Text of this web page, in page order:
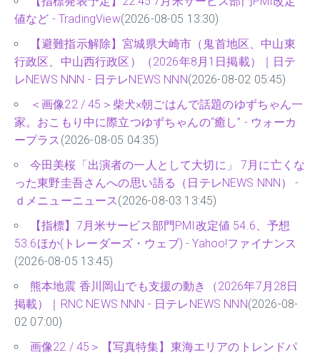
値など - TradingView(2026-08-05 13:30)
【避難指示解除】宮城県大崎市（鬼首地区、中山東
行政区、中山西行政区）（2026年8月1日掲載）｜日テ
レNEWS NNN - 日テレNEWS NNN(2026-08-02 05:45)
＜画像22 / 45＞柴犬×朝ごはんで話題のゆずちゃん一
家。おこもり中に際立つゆずちゃんの“癒し” - ウォーカ
ープラス (2026-08-05 04:35)
今田美桜「出演者の一人として大切に」 7月に亡くな
った東野圭吾さんへの思い語る（日テレNEWS NNN） -
ｄメニューニュース(2026-08-03 13:45)
【指標】7月米サービス部門PMI改定値 54.6、予想
53.6ほか(トレーダーズ・ウェブ) - Yahoo!ファイナンス
(2026-08-05 13:45)
熊本地震 香川岡山でも支援の動き（2026年7月28日
掲載）｜RNC NEWS NNN - 日テレNEWS NNN(2026-08-
02 07:00)
画像22 / 45＞【写真特集】東海エリアのトレンドパ